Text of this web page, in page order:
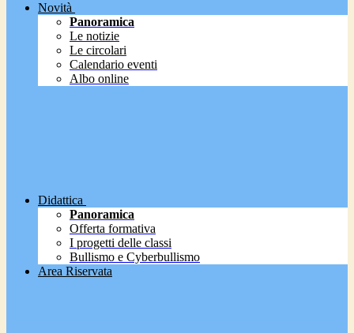
Novità
Panoramica
Le notizie
Le circolari
Calendario eventi
Albo online
Didattica
Panoramica
Offerta formativa
I progetti delle classi
Bullismo e Cyberbullismo
Area Riservata